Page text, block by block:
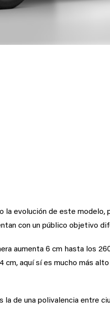
la evolución de este modelo,
con un público objetivo
aumenta 6 cm hasta los
cm, aquí sí es mucho más
la de una polivalencia entre